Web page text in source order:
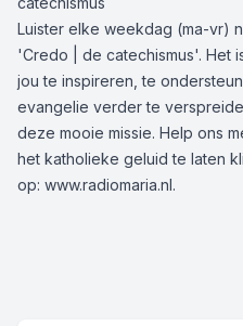
Luister elke weekdag (ma-vr)
'Credo | de catechismus'. Het
jou te inspireren, te
evangelie verder te
deze mooie missie. Help ons
het katholieke geluid te laten
op: www.radiomaria.nl.